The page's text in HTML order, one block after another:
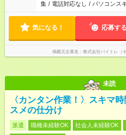
集 / 電話対応なし / パソコンス
気になる！ 応募する
掲載元企業名 株式会社バイトレ（
未読
〈カンタン作業！〉スキマ
スメの仕分け
派遣 職種未経験OK 社会人未経験OK